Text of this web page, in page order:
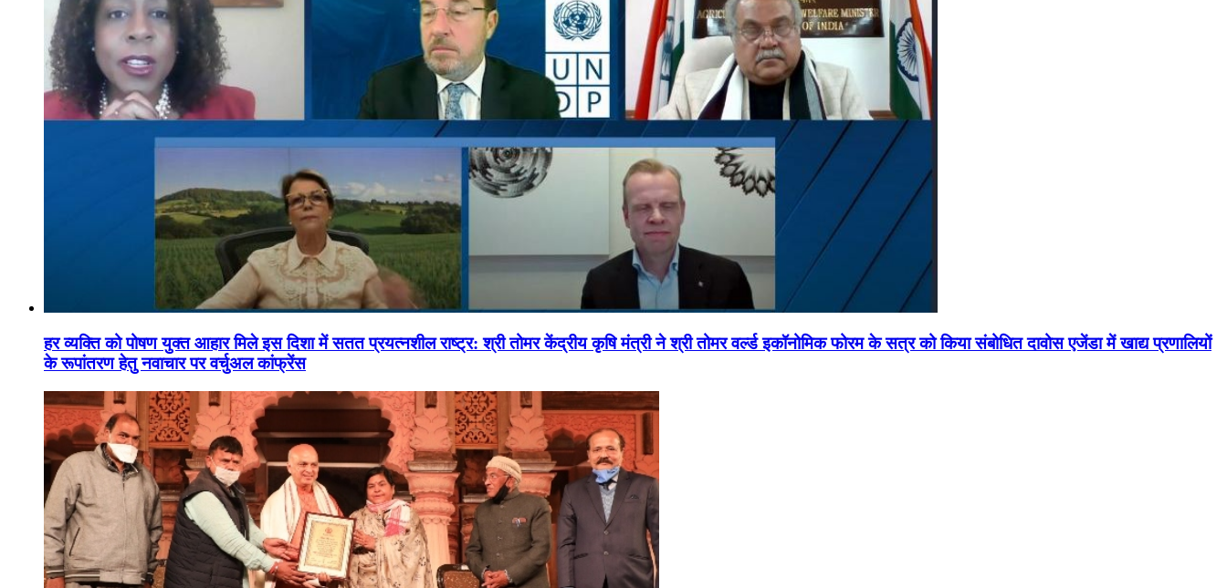
हर व्यक्ति को पोषण युक्त आहार मिले इस दिशा में सतत प्रयत्नशील राष्ट्र: श्री तोमर केंद्रीय कृषि मंत्री ने श्री तोमर वर्ल्ड इकॉनोमिक फोरम के सत्र को किया संबोधित दावोस एजेंडा में खाद्य प्रणालियों
के रूपांतरण हेतु नवाचार पर वर्चुअल कांफ्रेंस